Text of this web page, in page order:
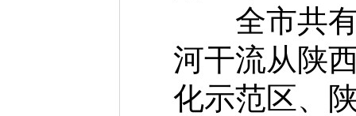
全市共有
河干流从陕
化示范区、